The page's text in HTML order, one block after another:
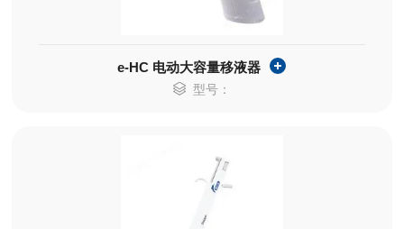
e-HC 电动大容量移液器
型号：